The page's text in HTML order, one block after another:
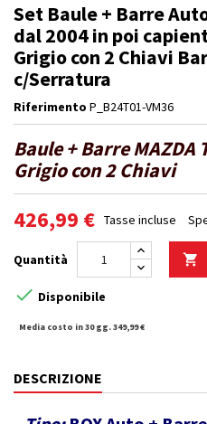
Set Baule + Barre
dal 2004 in poi
Grigio con 2 Chiavi
c/Serratura
Riferimento P_B24T01-VM36
Baule + Barre MAZDA
Grigio con 2 Chiavi
426,99 € Tasse incluse
Quantità 
 Disponibile
Media costo in 30 gg. 349,99 €
DESCRIZIONE